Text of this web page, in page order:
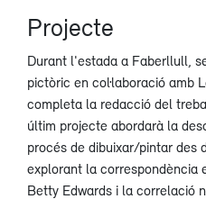
Projecte
Durant l'estada a Faberllull,
pictòric en col·laboració amb
completa la redacció del
últim projecte abordarà la
procés de dibuixar/pintar des
explorant la correspondència
Betty Edwards i la correlació